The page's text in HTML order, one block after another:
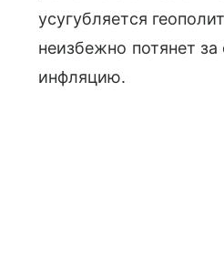
усугубляется
неизбежно потянет
инфляцию.